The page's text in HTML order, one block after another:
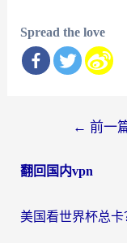
Spread the love
导
← 前一
翻回国内vpn